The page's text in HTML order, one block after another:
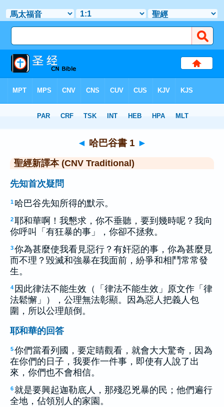
> 哈巴谷書 1
◄ 哈巴谷書 1 ►
聖經新譯本 (CNV Traditional)
先知首次疑問
1 哈巴谷先知所得的默示。
2耶和華啊！我懇求，你不垂聽，要到幾時呢？我向
你呼叫「有狂暴的事」，你卻不拯救。
3你為甚麼使我看見惡行？有奸惡的事，你為甚麼見
而不理？毀滅和強暴在我面前，紛爭和相鬥常常發
生。
4 因此律法不能生效（「律法不能生效」原文作「律
法鬆懈」），公理無法彰顯。因為惡人把義人包
圍，所以公理顛倒。
耶和華的回答
5你們當看列國，要定睛觀看，就會大大驚奇，因為
在你們的日子，我要作一件事，即使有人說了出
來，你們也不會相信。
6就是要興起迦勒底人，那殘忍兇暴的民；他們遍行
全地，佔領別人的家園。